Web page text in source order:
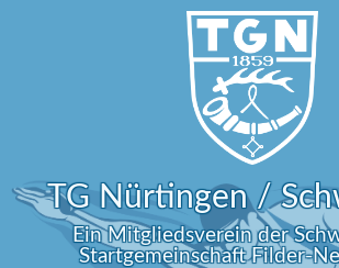
TG Nürtingen /
Ein Mitgliedsverein der
Startgemeinschaft Filder-